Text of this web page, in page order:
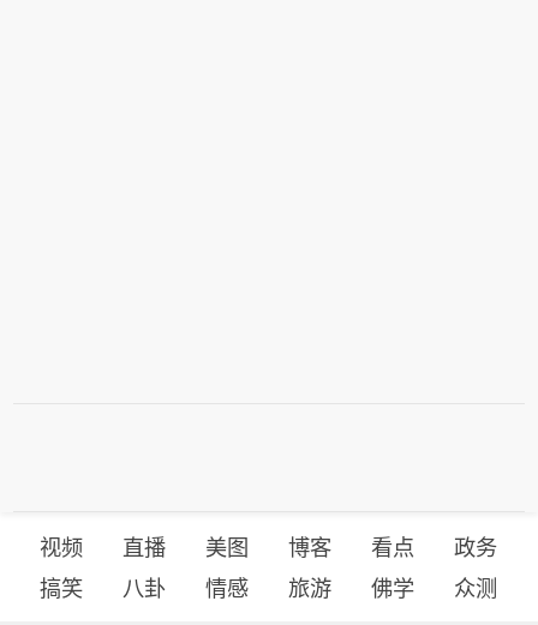
视频 直播 美图 博客 看点
政务
搞笑
八卦 情感 旅游 佛学 众测